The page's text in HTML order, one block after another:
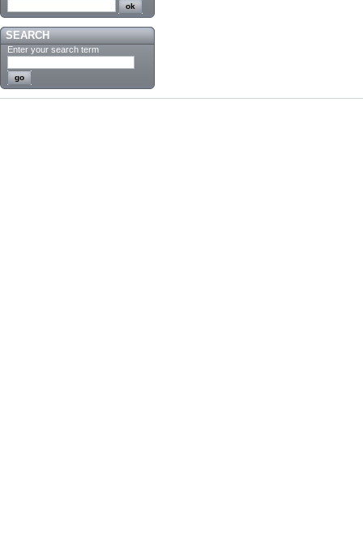
SEARCH
Enter your search term